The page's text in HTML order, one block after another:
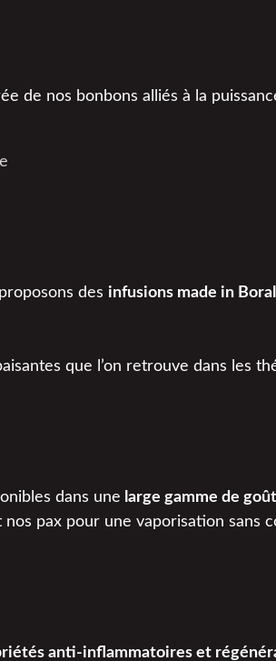
de nos bonbons alliés à la
des infusions made in
que l’on retrouve dans les
dans une large gamme de
pax pour une vaporisation sans
anti-inflammatoires et